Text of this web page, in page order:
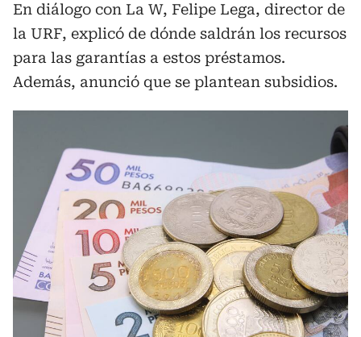
En diálogo con La W, Felipe Lega, director de
la URF, explicó de dónde saldrán los recursos
para las garantías a estos préstamos.
Además, anunció que se plantean subsidios.